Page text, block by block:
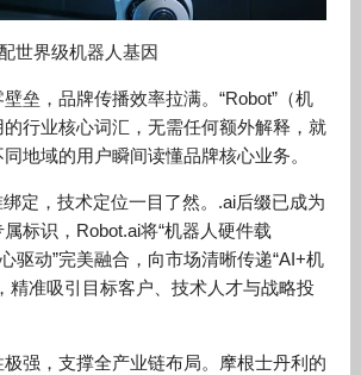
世界级机器人基因
垒，品牌传播效率拉满。“Robot”（机
行业核心词汇，无需任何额外解释，就
地域的用户瞬间读懂品牌核心业务。
定，技术定位一目了然。.ai后缀已成为
标识，Robot.ai将“机器人硬件载
驱动”完美融合，向市场清晰传递“AI+机
精准吸引目标客户、技术人才与战略投
强，支撑全产业链布局。摩根士丹利的